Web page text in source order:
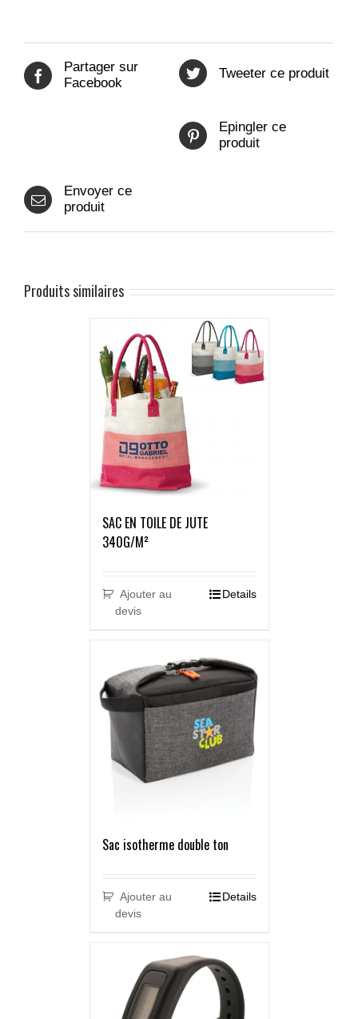
Partager sur
Facebook
Tweeter ce produit
Epingler ce
produit
Envoyer ce
produit
Produits similaires
SAC EN TOILE DE JUTE
340G/M²
Ajouter au
devis
Details
Sac isotherme double ton
Ajouter au
devis
Details